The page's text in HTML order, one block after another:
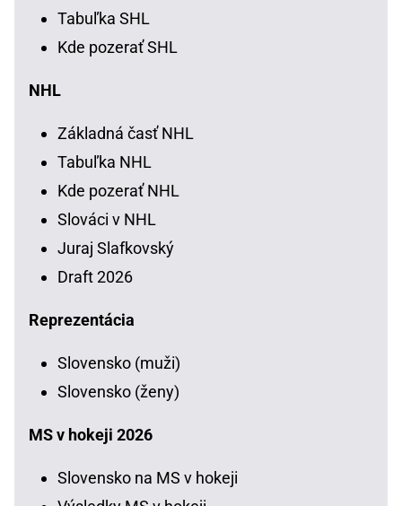
Tabuľka SHL
Kde pozerať SHL
NHL
Základná časť NHL
Tabuľka NHL
Kde pozerať NHL
Slováci v NHL
Juraj Slafkovský
Draft 2026
Reprezentácia
Slovensko (muži)
Slovensko (ženy)
MS v hokeji 2026
Slovensko na MS v hokeji